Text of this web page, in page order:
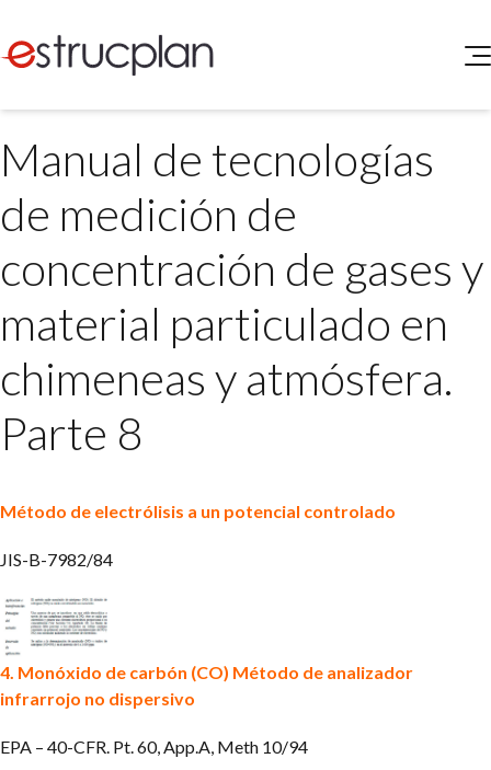
SERVICIOS
Medio Ambiente
Legislación
INGRESAR
Portal de Clientes
Matriz Premium
Matriz Profesional
Manual de tecnologías
de medición de
concentración de gases y
material particulado en
chimeneas y atmósfera.
Parte 8
Método de electrólisis a un potencial controlado
JIS-B-7982/84
4. Monóxido de carbón (CO) Método de analizador
infrarrojo no dispersivo
EPA – 40-CFR. Pt. 60, App.A, Meth 10/94